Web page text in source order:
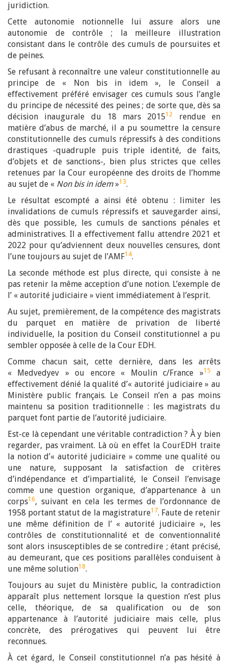
juridiction.
Cette autonomie notionnelle lui assure alors une
autonomie de contrôle ; la meilleure illustration
consistant dans le contrôle des cumuls de poursuites et
de peines.
Se refusant à reconnaître une valeur constitutionnelle au
principe de « Non bis in idem », le Conseil a
effectivement préféré envisager ces cumuls sous l’angle
du principe de nécessité des peines ; de sorte que, dès sa
décision inaugurale du 18 mars 201512
rendue en
matière d’abus de marché, il a pu soumettre la censure
constitutionnelle des cumuls répressifs à des conditions
drastiques -quadruple puis triple identité, de faits,
d’objets et de sanctions-, bien plus strictes que celles
retenues par la Cour européenne des droits de l’homme
au sujet de « Non bis in idem»13.
Le résultat escompté a ainsi été obtenu : limiter les
invalidations de cumuls répressifs et sauvegarder ainsi,
dès que possible, les cumuls de sanctions pénales et
administratives. Il a effectivement fallu attendre 2021 et
2022 pour qu’adviennent deux nouvelles censures, dont
l’une toujours au sujet de l’AMF14.
La seconde méthode est plus directe, qui consiste à ne
pas retenir la même acception d’une notion. L’exemple de
l’ « autorité judiciaire » vient immédiatement à l’esprit.
Au sujet, premièrement, de la compétence des magistrats
du parquet en matière de privation de liberté
individuelle, la position du Conseil constitutionnel a pu
sembler opposée à celle de la Cour EDH.
Comme chacun sait, cette dernière, dans les arrêts
« Medvedyev » ou encore « Moulin c/France »15
a
effectivement dénié la qualité d’« autorité judiciaire » au
Ministère public français. Le Conseil n’en a pas moins
maintenu sa position traditionnelle : les magistrats du
parquet font partie de l’autorité judiciaire.
Est-ce là cependant une véritable contradiction ? À y bien
regarder, pas vraiment. Là où en effet la CourEDH traite
la notion d’« autorité judiciaire » comme une qualité ou
une nature, supposant la satisfaction de critères
d’indépendance et d’impartialité, le Conseil l’envisage
comme une question organique, d’appartenance à un
corps16, suivant en cela les termes de l’ordonnance de
1958 portant statut de la magistrature17. Faute de retenir
une même définition de l’ « autorité judiciaire », les
contrôles de constitutionnalité et de conventionnalité
sont alors insusceptibles de se contredire ; étant précisé,
au demeurant, que ces positions parallèles conduisent à
une même solution18.
Toujours au sujet du Ministère public, la contradiction
apparaît plus nettement lorsque la question n’est plus
celle, théorique, de sa qualification ou de son
appartenance à l’autorité judiciaire mais celle, plus
concrète, des prérogatives qui peuvent lui être
reconnues.
À cet égard, le Conseil constitutionnel n’a pas hésité à